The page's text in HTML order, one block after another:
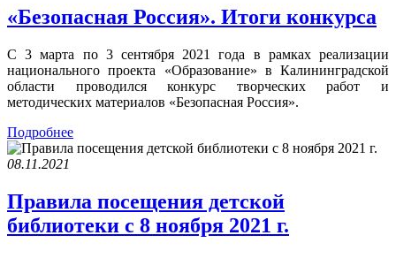
«Безопасная Россия». Итоги конкурса
С 3 марта по 3 сентября 2021 года в рамках реализации
национального проекта «Образование» в Калининградской
области проводился конкурс творческих работ и
методических материалов «Безопасная Россия».
Подробнее
08.11.2021
Правила посещения детской
библиотеки с 8 ноября 2021 г.